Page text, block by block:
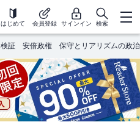
はじめて 会員登録 サインイン 検索
検証 安倍政権 保守とリアリズムの政治